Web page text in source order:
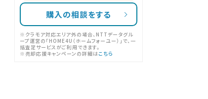
購入の相談をする
※クラモア対応エリア外の場合、NTTデータグル
ープ運営の「HOME4U（ホームフォーユー）」で、一
括査定サービスがご利用できます。
※売却応援キャンペーンの詳細はこちら